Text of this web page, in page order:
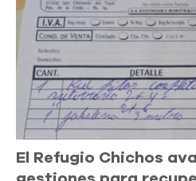
El Refugio Chichos